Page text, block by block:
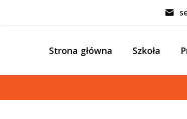
Strona główna Szkoła